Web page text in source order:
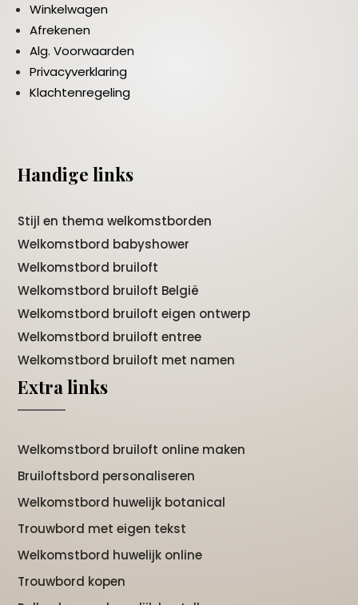
Winkelwagen
Afrekenen
Alg. Voorwaarden
Privacyverklaring
Klachtenregeling
Handige links
Stijl en thema welkomstborden
Welkomstbord babyshower
Welkomstbord bruiloft
Welkomstbord bruiloft België
Welkomstbord bruiloft eigen ontwerp
Welkomstbord bruiloft entree
Welkomstbord bruiloft met namen
Extra links
Welkomstbord bruiloft online maken
Bruiloftsbord personaliseren
Welkomstbord huwelijk botanical
Trouwbord met eigen tekst
Welkomstbord huwelijk online
Trouwbord kopen